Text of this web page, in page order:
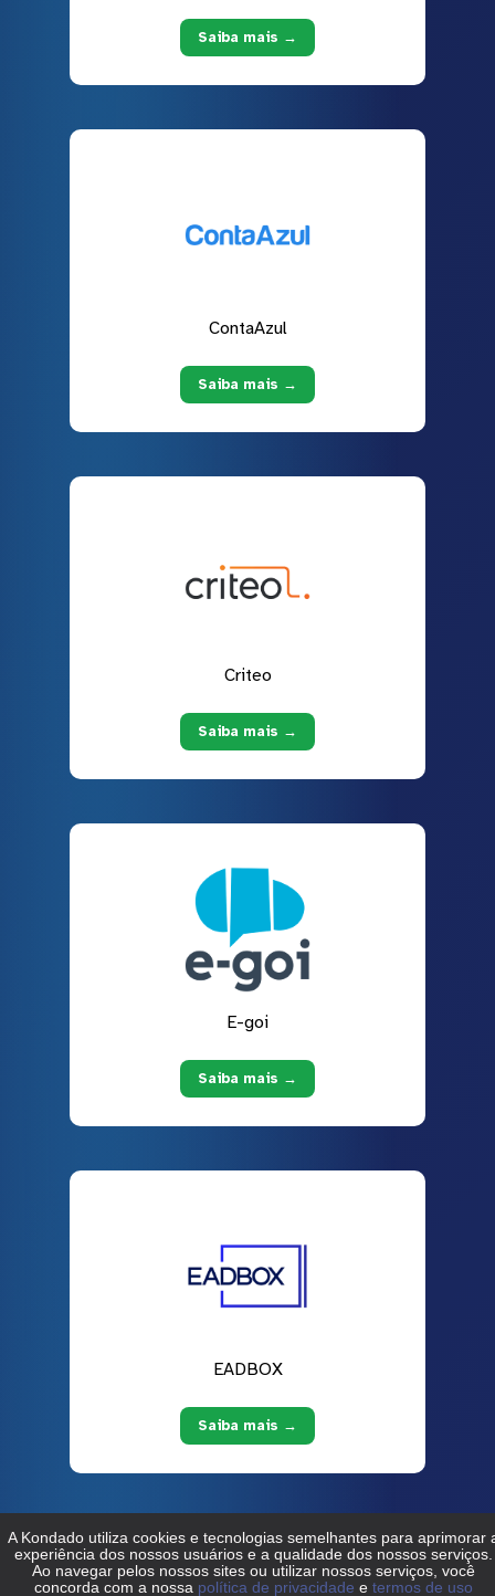
Saiba mais →
ContaAzul
Saiba mais →
Criteo
Saiba mais →
E-goi
Saiba mais →
EADBOX
Saiba mais →